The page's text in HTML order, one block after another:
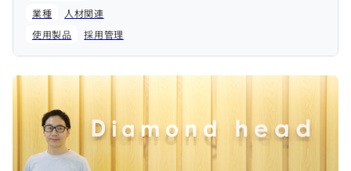
業種
人材関連
使用製品
採用管理